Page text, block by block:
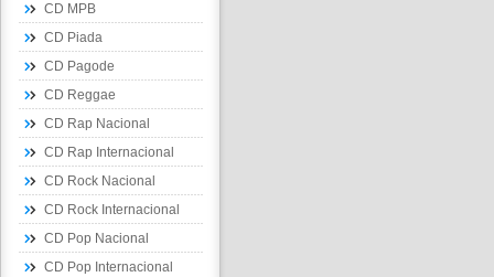
CD MPB
CD Piada
CD Pagode
CD Reggae
CD Rap Nacional
CD Rap Internacional
CD Rock Nacional
CD Rock Internacional
CD Pop Nacional
CD Pop Internacional